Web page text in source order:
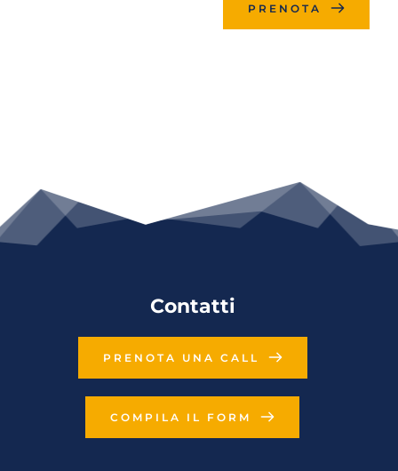
PRENOTA
Contatti
PRENOTA UNA CALL
COMPILA IL FORM